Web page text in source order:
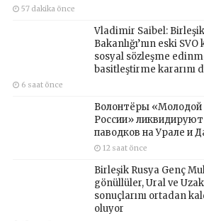
57 dakika önce
Vladimir Saibel: Birleşik
Bakanlığı’nın eski SVO
sosyal sözleşme
basitleştirme kararını
6 saat önce
Волонтёры «Молодой
России»
паводков на Урале и
12 saat önce
Birleşik Rusya Genç
gönüllüler, Ural ve
sonuçlarını ortadan
oluyor